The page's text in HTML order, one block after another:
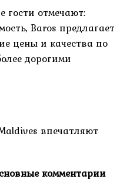
гости отмечают:
Baros предлагает
цены и качества по
дорогими
впечатляют
комментарии